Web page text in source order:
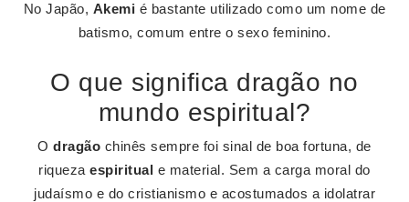
No Japão, Akemi é bastante utilizado como um nome de
batismo, comum entre o sexo feminino.
O que significa dragão no
mundo espiritual?
Odragão chinês sempre foi sinal de boa fortuna, de
riquezaespiritual e material. Sem a carga moral do
judaísmo e do cristianismo e acostumados a idolatrar